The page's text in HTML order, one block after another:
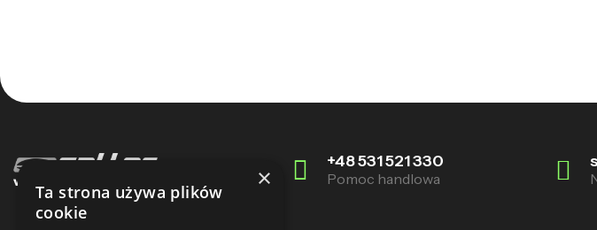
+48 531 521 330
Pomoc handlowa
×
Ta strona używa plików
cookie